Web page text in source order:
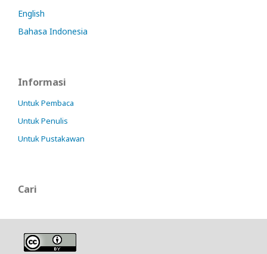
English
Bahasa Indonesia
Informasi
Untuk Pembaca
Untuk Penulis
Untuk Pustakawan
Cari